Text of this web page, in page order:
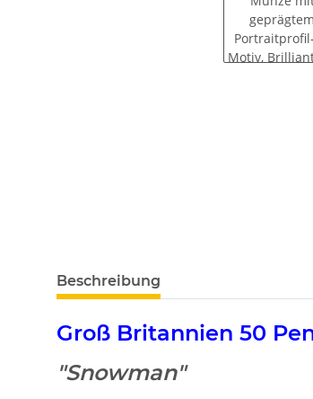
weitere Registerkarten anzeigen
Beschreibung
Groß Britannien 50
"Snowman"